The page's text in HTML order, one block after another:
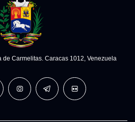
Carmelitas. Caracas 1012, Venezuela